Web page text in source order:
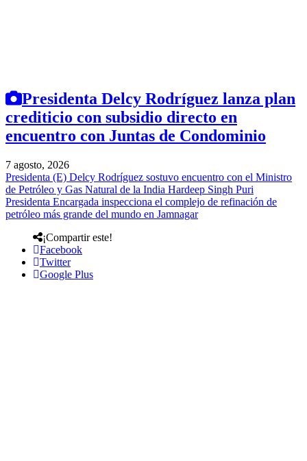
Presidenta Delcy Rodríguez lanza plan
crediticio con subsidio directo en
encuentro con Juntas de Condominio
7 agosto, 2026
Presidenta (E) Delcy Rodríguez sostuvo encuentro con el Ministro
de Petróleo y Gas Natural de la India Hardeep Singh Puri
Presidenta Encargada inspecciona el complejo de refinación de
petróleo más grande del mundo en Jamnagar
¡Compartir este!
Facebook
Twitter
Google Plus